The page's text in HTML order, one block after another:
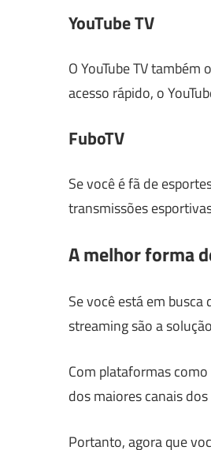
YouTube TV
O YouTube TV
acesso rápido, o
FuboTV
Se você é fã de
transmissões
A melhor forma
Se você está em
streaming são a
Com plataformas como
dos maiores canais
Portanto, agora que